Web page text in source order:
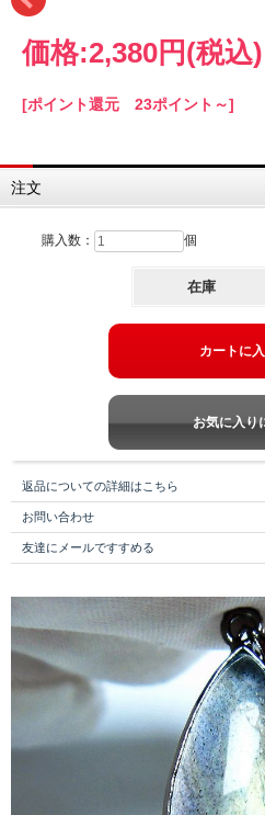
価格:2,380円 (税込)
[ポイント還元 23ポイント～]
注文
購入数： 個
在庫
返品についての詳細はこちら
お問い合わせ
友達にメールですすめる